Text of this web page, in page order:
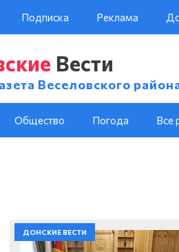
Подписка Реклама
Вести
Веселовского
Общество Погода Все
ДОНСКИЕ ВЕСТИ